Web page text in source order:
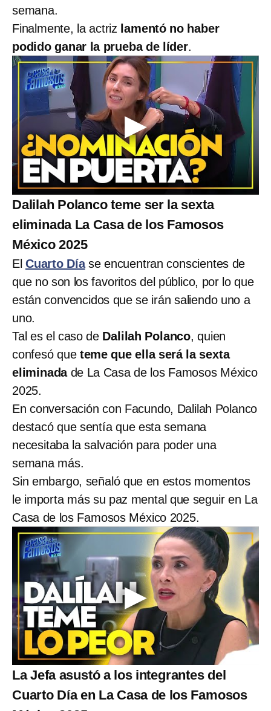
semana.
Finalmente, la actriz lamentó no haber
podido ganar la prueba de líder.
Dalilah Polanco teme ser la sexta
eliminada La Casa de los Famosos
México 2025
El Cuarto Díase encuentran conscientes de
que no son los favoritos del público, por lo que
están convencidos que se irán saliendo uno a
uno.
Tal es el caso de Dalilah Polanco, quien
confesó que teme que ella será la sexta
eliminadade La Casa de los Famosos México
2025.
En conversación con Facundo, Dalilah Polanco
destacó que sentía que esta semana
necesitaba la salvación para poder una
semana más.
Sin embargo, señaló que en estos momentos
le importa más su paz mental que seguir en La
Casa de los Famosos México 2025.
La Jefa asustó a los integrantes del
Cuarto Día en La Casa de los Famosos